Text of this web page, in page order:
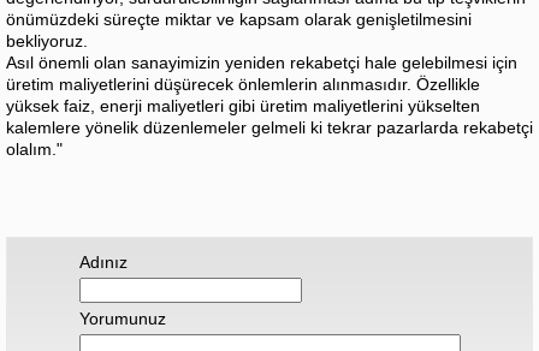
önümüzdeki süreçte miktar ve kapsam olarak genişletilmesini
bekliyoruz.
Asıl önemli olan sanayimizin yeniden rekabetçi hale gelebilmesi için
üretim maliyetlerini düşürecek önlemlerin alınmasıdır. Özellikle
yüksek faiz, enerji maliyetleri gibi üretim maliyetlerini yükselten
kalemlere yönelik düzenlemeler gelmeli ki tekrar pazarlarda rekabetçi
olalım."
Adınız
Yorumunuz